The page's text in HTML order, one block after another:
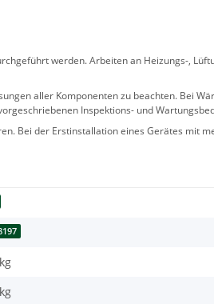
werden. Arbeiten an Heizungs-,
aller Komponenten zu beachten. Bei
Inspektions- und
Bei der Erstinstallation eines Gerätes mit
kg